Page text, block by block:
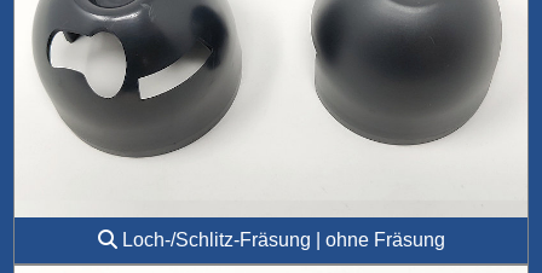
Loch-/Schlitz-Fräsung | ohne Fräsung